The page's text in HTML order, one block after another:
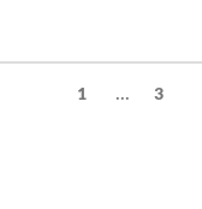
1 ... 3